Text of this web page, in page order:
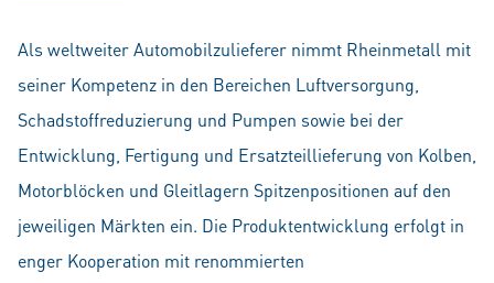
Als weltweiter Automobilzulieferer nimmt Rheinmetall mit
seiner Kompetenz in den Bereichen Luftversorgung,
Schadstoffreduzierung und Pumpen sowie bei der
Entwicklung, Fertigung und Ersatzteillieferung von Kolben,
Motorblöcken und Gleitlagern Spitzenpositionen auf den
jeweiligen Märkten ein. Die Produktentwicklung erfolgt in
enger Kooperation mit renommierten